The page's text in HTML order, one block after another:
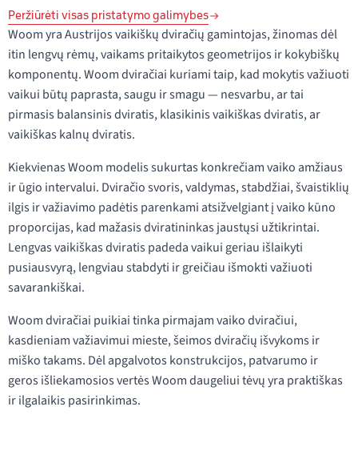
Peržiūrėti visas pristatymo galimybes
Woom yra Austrijos vaikiškų dviračių gamintojas, žinomas dėl
itin lengvų rėmų, vaikams pritaikytos geometrijos ir kokybiškų
komponentų. Woom dviračiai kuriami taip, kad mokytis važiuoti
vaikui būtų paprasta, saugu ir smagu — nesvarbu, ar tai
pirmasis balansinis dviratis, klasikinis vaikiškas dviratis, ar
vaikiškas kalnų dviratis.
Kiekvienas Woom modelis sukurtas konkrečiam vaiko amžiaus
ir ūgio intervalui. Dviračio svoris, valdymas, stabdžiai, švaistiklių
ilgis ir važiavimo padėtis parenkami atsižvelgiant į vaiko kūno
proporcijas, kad mažasis dviratininkas jaustųsi užtikrintai.
Lengvas vaikiškas dviratis padeda vaikui geriau išlaikyti
pusiausvyrą, lengviau stabdyti ir greičiau išmokti važiuoti
savarankiškai.
Woom dviračiai puikiai tinka pirmajam vaiko dviračiui,
kasdieniam važiavimui mieste, šeimos dviračių išvykoms ir
miško takams. Dėl apgalvotos konstrukcijos, patvarumo ir
geros išliekamosios vertės Woom daugeliui tėvų yra praktiškas
ir ilgalaikis pasirinkimas.